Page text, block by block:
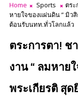
Home Sports
ตระ
หายใจของแผ่นดิน ” มิว
ต้อนรับนทท.ทั่วโลกแล้ว
ตระการตา! ช
งาน “ ลมหาย
พระเกียรติ สุ